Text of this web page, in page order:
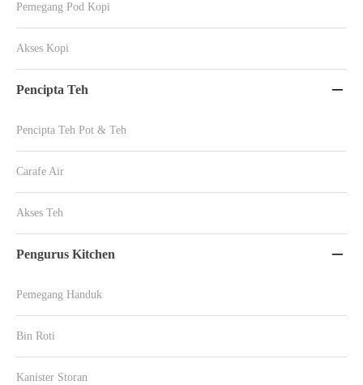
Pemegang Pod Kopi
Akses Kopi
Pencipta Teh 
Pencipta Teh Pot & Teh
Carafe Air
Akses Teh
Pengurus Kitchen 
Pemegang Handuk
Bin Roti
Kanister Storan